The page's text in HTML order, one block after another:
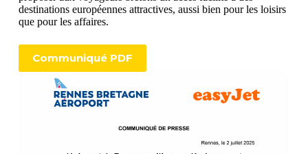
destinations européennes attractives, aussi bien pour les loisirs
que pour les affaires.
Communiqué PDF